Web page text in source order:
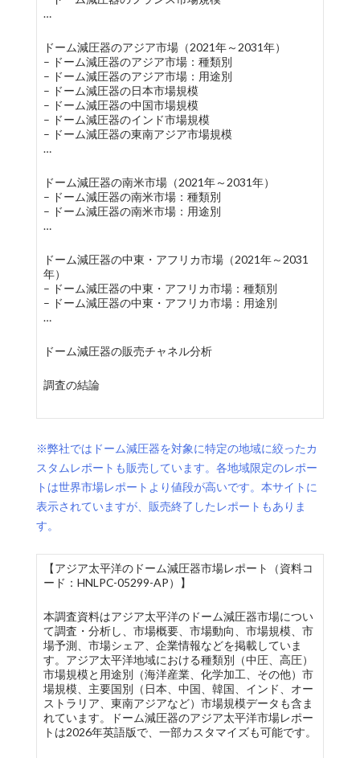
…
ドーム減圧器のアジア市場（2021年～2031年）
– ドーム減圧器のアジア市場：種類別
– ドーム減圧器のアジア市場：用途別
– ドーム減圧器の日本市場規模
– ドーム減圧器の中国市場規模
– ドーム減圧器のインド市場規模
– ドーム減圧器の東南アジア市場規模
…
ドーム減圧器の南米市場（2021年～2031年）
– ドーム減圧器の南米市場：種類別
– ドーム減圧器の南米市場：用途別
…
ドーム減圧器の中東・アフリカ市場（2021年～2031
年）
– ドーム減圧器の中東・アフリカ市場：種類別
– ドーム減圧器の中東・アフリカ市場：用途別
…
ドーム減圧器の販売チャネル分析
調査の結論
※弊社ではドーム減圧器を対象に特定の地域に絞ったカ
スタムレポートも販売しています。各地域限定のレポー
トは世界市場レポートより値段が高いです。本サイトに
表示されていますが、販売終了したレポートもありま
す。
【アジア太平洋のドーム減圧器市場レポート（資料コ
ード：HNLPC-05299-AP）】
本調査資料はアジア太平洋のドーム減圧器市場につい
て調査・分析し、市場概要、市場動向、市場規模、市
場予測、市場シェア、企業情報などを掲載していま
す。アジア太平洋地域における種類別（中圧、高圧）
市場規模と用途別（海洋産業、化学加工、その他）市
場規模、主要国別（日本、中国、韓国、インド、オー
ストラリア、東南アジアなど）市場規模データも含ま
れています。ドーム減圧器のアジア太平洋市場レポー
トは2026年英語版で、一部カスタマイズも可能です。